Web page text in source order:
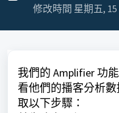
修改時間 星期五, 15
我們的 Amplifier 功
看他們的播客分析
取以下步驟：